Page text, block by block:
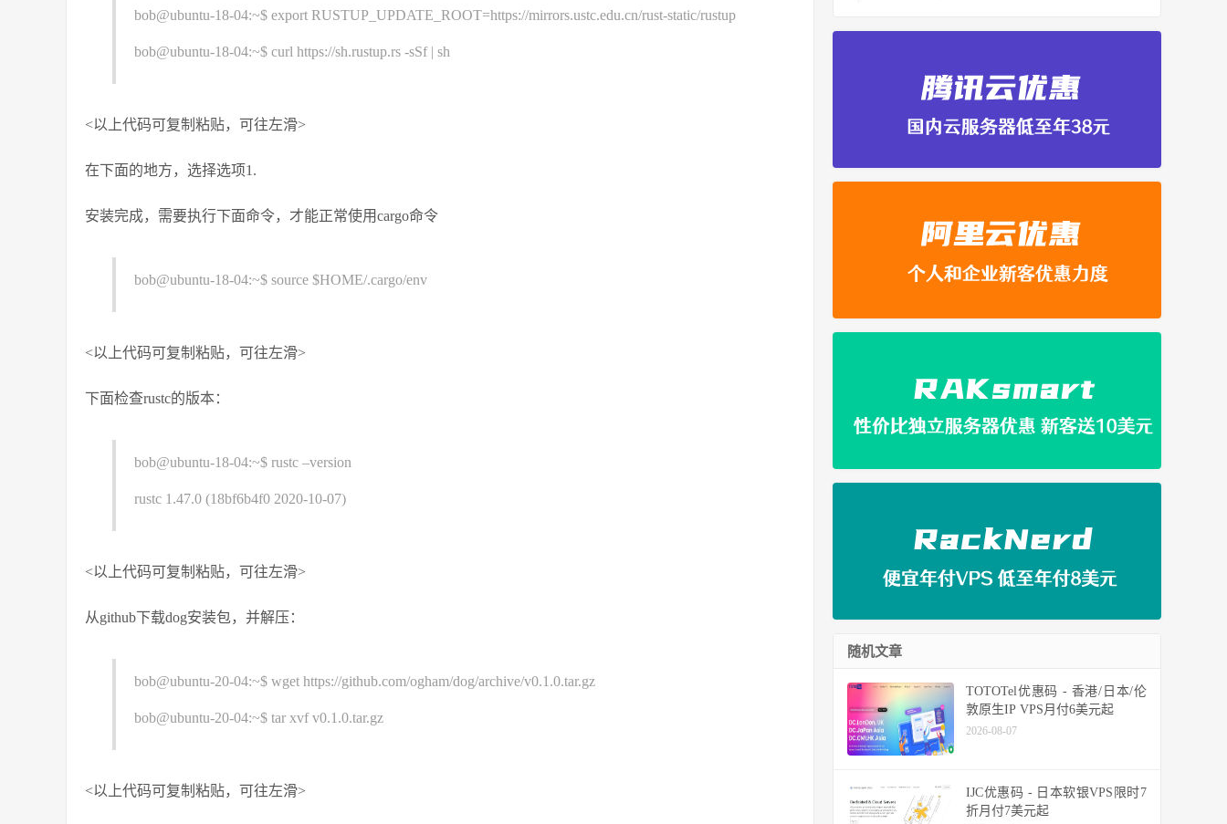
bob@ubuntu-18-04:~$ export RUSTUP_UPDATE_ROOT=https://mirrors.ustc.edu.cn/rust-static/rustup
bob@ubuntu-18-04:~$ curl https://sh.rustup.rs -sSf | sh
<以上代码可复制粘贴，可往左滑>
在下面的地方，选择选项1.
安装完成，需要执行下面命令，才能正常使用cargo命令
bob@ubuntu-18-04:~$ source $HOME/.cargo/env
<以上代码可复制粘贴，可往左滑>
下面检查rustc的版本：
bob@ubuntu-18-04:~$ rustc –version
rustc 1.47.0 (18bf6b4f0 2020-10-07)
<以上代码可复制粘贴，可往左滑>
从github下载dog安装包，并解压：
bob@ubuntu-20-04:~$ wget https://github.com/ogham/dog/archive/v0.1.0.tar.gz
bob@ubuntu-20-04:~$ tar xvf v0.1.0.tar.gz
<以上代码可复制粘贴，可往左滑>
随机文章
TOTOTel优惠码 - 香港/日本/伦
敦原生IP VPS月付6美元起
2026-08-07
IJC优惠码 - 日本软银VPS限时7
折月付7美元起